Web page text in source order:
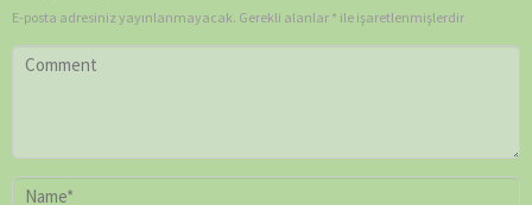
E-posta adresiniz yayınlanmayacak. Gerekli alanlar * ile işaretlenmişlerdir